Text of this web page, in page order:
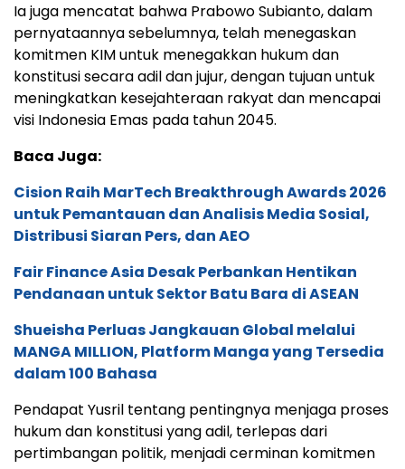
Ia juga mencatat bahwa Prabowo Subianto, dalam
pernyataannya sebelumnya, telah menegaskan
komitmen KIM untuk menegakkan hukum dan
konstitusi secara adil dan jujur, dengan tujuan untuk
meningkatkan kesejahteraan rakyat dan mencapai
visi Indonesia Emas pada tahun 2045.
Baca Juga:
Cision Raih MarTech Breakthrough Awards 2026
untuk Pemantauan dan Analisis Media Sosial,
Distribusi Siaran Pers, dan AEO
Fair Finance Asia Desak Perbankan Hentikan
Pendanaan untuk Sektor Batu Bara di ASEAN
Shueisha Perluas Jangkauan Global melalui
MANGA MILLION, Platform Manga yang Tersedia
dalam 100 Bahasa
Pendapat Yusril tentang pentingnya menjaga proses
hukum dan konstitusi yang adil, terlepas dari
pertimbangan politik, menjadi cerminan komitmen